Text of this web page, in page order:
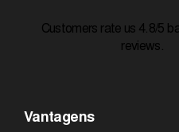
Customers rate us 4.8/5
reviews.
Vantagens